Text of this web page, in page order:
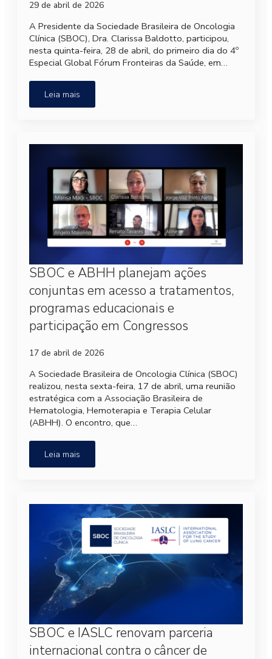
29 de abril de 2026
A Presidente da Sociedade Brasileira de Oncologia
Clínica (SBOC), Dra. Clarissa Baldotto, participou,
nesta quinta-feira, 28 de abril, do primeiro dia do 4º
Especial Global Fórum Fronteiras da Saúde, em…
Leia mais
SBOC e ABHH planejam ações
conjuntas em acesso a tratamentos,
programas educacionais e
participação em Congressos
17 de abril de 2026
A Sociedade Brasileira de Oncologia Clínica (SBOC)
realizou, nesta sexta-feira, 17 de abril, uma reunião
estratégica com a Associação Brasileira de
Hematologia, Hemoterapia e Terapia Celular
(ABHH). O encontro, que…
Leia mais
SBOC e IASLC renovam parceria
internacional contra o câncer de